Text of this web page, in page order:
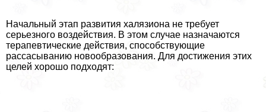
Начальный этап развития халязиона не требует
серьезного воздействия. В этом случае назначаются
терапевтические действия, способствующие
рассасыванию новообразования. Для достижения этих
целей хорошо подходят: